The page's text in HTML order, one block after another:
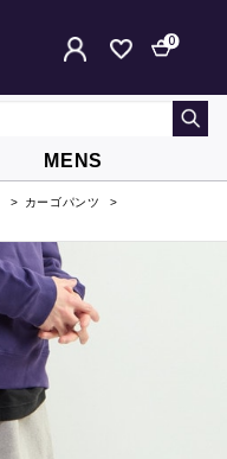
0
MENS
カーゴパンツ